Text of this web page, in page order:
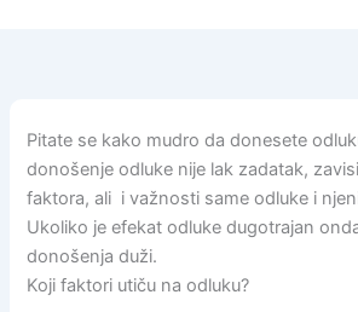
Pitate se kako mudro da donesete
donošenje odluke nije lak zadatak,
faktora, ali i važnosti same odluke i
Ukoliko je efekat odluke dugotrajan
donošenja duži.
Koji faktori utiču na odluku?